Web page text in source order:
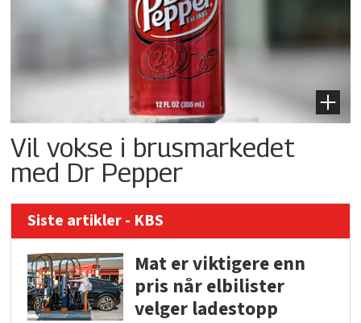
Vil vokse i brusmarkedet
med Dr Pepper
Siste artikler - KBS
Mat er viktigere enn
pris når elbilister
velger ladestopp